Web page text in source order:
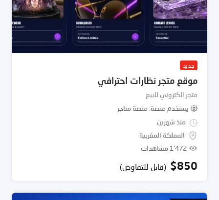
جديد
موقع متجر نظارات احترافي
متجر الكتروني للبيع
يستخدم منصة منصة متاجر
منذ شهرين
المملكة المغربية
1٬472 مشاهدات
$850 (قابل للتفاوض)